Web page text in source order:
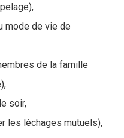
mode de vie de
de la famille
soir,
les léchages mutuels),